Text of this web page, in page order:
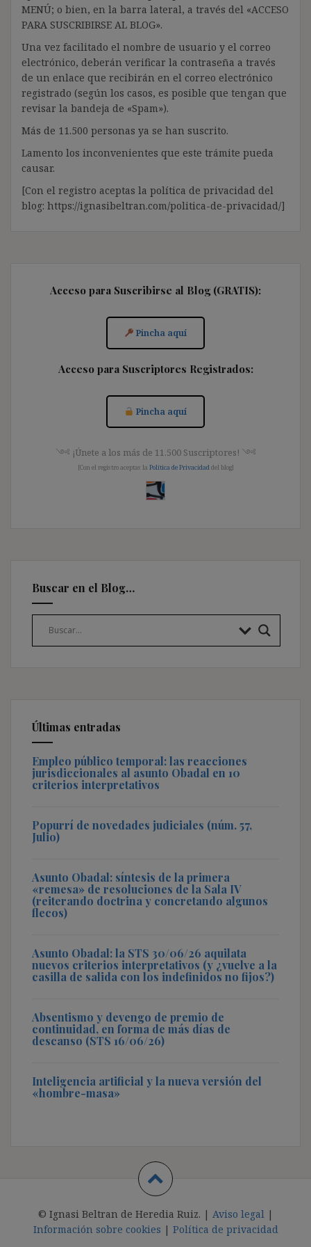
MENÚ; o bien, en la barra lateral, a través del «ACCESO
PARA SUSCRIBIRSE AL BLOG».
Una vez facilitado el nombre de usuario y el correo
electrónico, deberán verificar la contraseña a través
de un enlace que recibirán en el correo electrónico
registrado (según los casos, es posible que tengan que
revisar la bandeja de «Spam»).
Más de 11.500 personas ya se han suscrito.
Lamento los inconvenientes que este trámite pueda
causar.
[Con el registro aceptas la política de privacidad del
blog: https://ignasibeltran.com/politica-de-privacidad/]
Acceso para Suscribirse al Blog (GRATIS):
Pincha aquí
Acceso para Suscriptores Registrados:
Pincha aquí
༺ ¡Únete a los más de 11.500 Suscriptores! ༺
[Con el registro aceptas la Política de Privacidad del blog]
Buscar en el Blog…
Últimas entradas
Empleo público temporal: las reacciones
jurisdiccionales al asunto Obadal en 10
criterios interpretativos
Popurrí de novedades judiciales (núm. 57,
Julio)
Asunto Obadal: síntesis de la primera
«remesa» de resoluciones de la Sala IV
(reiterando doctrina y concretando algunos
flecos)
Asunto Obadal: la STS 30/06/26 aquilata
nuevos criterios interpretativos (y ¿vuelve a la
casilla de salida con los indefinidos no fijos?)
Absentismo y devengo de premio de
continuidad, en forma de más días de
descanso (STS 16/06/26)
Inteligencia artificial y la nueva versión del
«hombre-masa»
© Ignasi Beltran de Heredia Ruiz. | Aviso legal |
Información sobre cookies | Política de privacidad